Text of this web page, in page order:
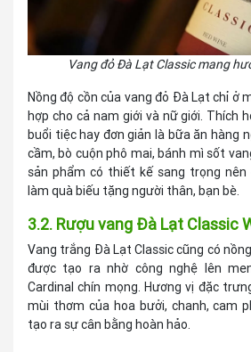
Vang đỏ Đà Lạt Classic mang
Nồng độ cồn của vang đỏ Đà Lạt chỉ ở
hợp cho cả nam giới và nữ giới. Thích
buổi tiệc hay đơn giản là bữa ăn hàng
cầm, bò cuộn phô mai, bánh mì sốt
sản phẩm có thiết kế sang trọng
làm quà biếu tặng người thân, bạn bè.
3.2. Rượu vang Đà Lạt Classic
Vang trắng Đà Lạt Classic cũng có
được tạo ra nhờ công nghệ lên
Cardinal chín mọng. Hương vị đặc
mùi thơm của hoa bưởi, chanh, cam
tạo ra sự cân bằng hoàn hảo.